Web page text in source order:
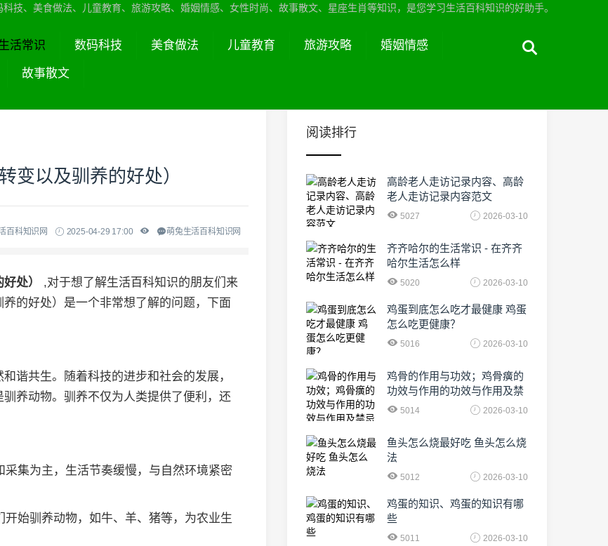
技、美食做法、儿童教育、旅游攻略、婚姻情感、女性时尚、故事散文、星座生肖等知识，是您学习生活百科知识的好助手。
活常识 数码科技 美食做法 儿童教育 旅游攻略 婚姻情感
故事散文
变以及驯养的好处）
百科知识网 2025-04-29 17:00 萌兔生活百科知识网
处） ,对于想了解生活百科知识的朋友们来
的好处）是一个非常想了解的问题，下面
谐共生。随着科技的进步和社会的发展，
养动物。驯养不仅为人类提供了便利，还
集为主，生活节奏缓慢，与自然环境紧密
始驯养动物，如牛、羊、猪等，为农业生
阅读排行
高龄老人走访记录内容、高龄
老人走访记录内容范文
5027 2026-03-10
齐齐哈尔的生活常识 - 在齐齐
哈尔生活怎么样
5020 2026-03-10
鸡蛋到底怎么吃才最健康 鸡蛋
怎么吃更健康？
5016 2026-03-10
鸡骨的作用与功效；鸡骨癀的
功效与作用的功效与作用及禁
忌症5014 2026-03-10
鱼头怎么烧最好吃 鱼头怎么烧
法
5012 2026-03-10
鸡蛋的知识、鸡蛋的知识有哪
些
5011 2026-03-10